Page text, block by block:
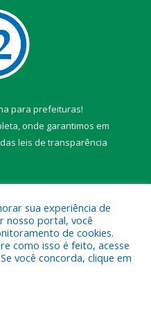
para prefeituras!
onde garantimos em
leis de transparência
Municipal de Belterra.
sua experiência de
nosso portal, você
de cookies.
como isso é feito, acesse
você concorda, clique em